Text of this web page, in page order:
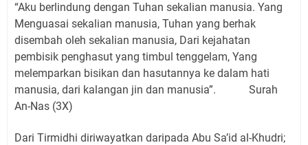
“Aku berlindung dengan Tuhan sekalian manusia. Yang
Menguasai sekalian manusia, Tuhan yang berhak
disembah oleh sekalian manusia, Dari kejahatan
pembisik penghasut yang timbul tenggelam, Yang
melemparkan bisikan dan hasutannya ke dalam hati
manusia, dari kalangan jin dan manusia”. Surah
An-Nas (3X)
Dari Tirmidhi diriwayatkan daripada Abu Sa’id al-Khudri;